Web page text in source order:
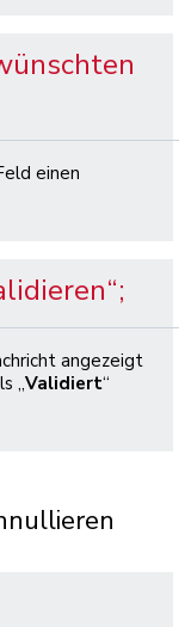
einen
angezeigt
„Validiert“